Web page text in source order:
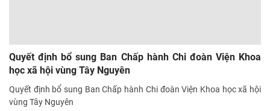
Quyết định bổ sung Ban Chấp hành Chi đoàn Viện Khoa
học xã hội vùng Tây Nguyên
Quyết định bổ sung Ban Chấp hành Chi đoàn Viện Khoa học xã hội
vùng Tây Nguyên